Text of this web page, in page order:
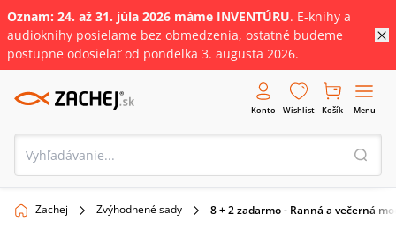
Oznam: 24. až 31. júla 2026 máme INVENTÚRU. E-knihy a
audioknihy posielame bez obmedzenia, ostatné budeme
postupne odosielať od pondelka 3. augusta 2026.
Konto Wishlist Košík Menu
Zachej Zvýhodnené sady 8 + 2 zadarmo - Ranná a večerná